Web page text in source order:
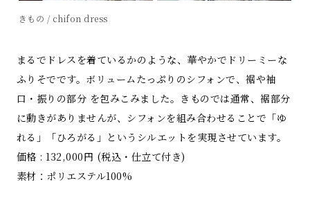
きもの / chifon dress
まるでドレスを着ているかのような、華やかでドリーミーな
ふりそでです。ボリュームたっぷりのシフォンで、裾や袖
口・振りの部分 を包みこみました。きものでは通常、裾部分
に動きがありませんが、シフォンを組み合わせることで「ゆ
れる」「ひろがる」というシルエットを実現させています。
価格 : 132,000円 (税込・仕立て付き)
素材：ポリエステル100%